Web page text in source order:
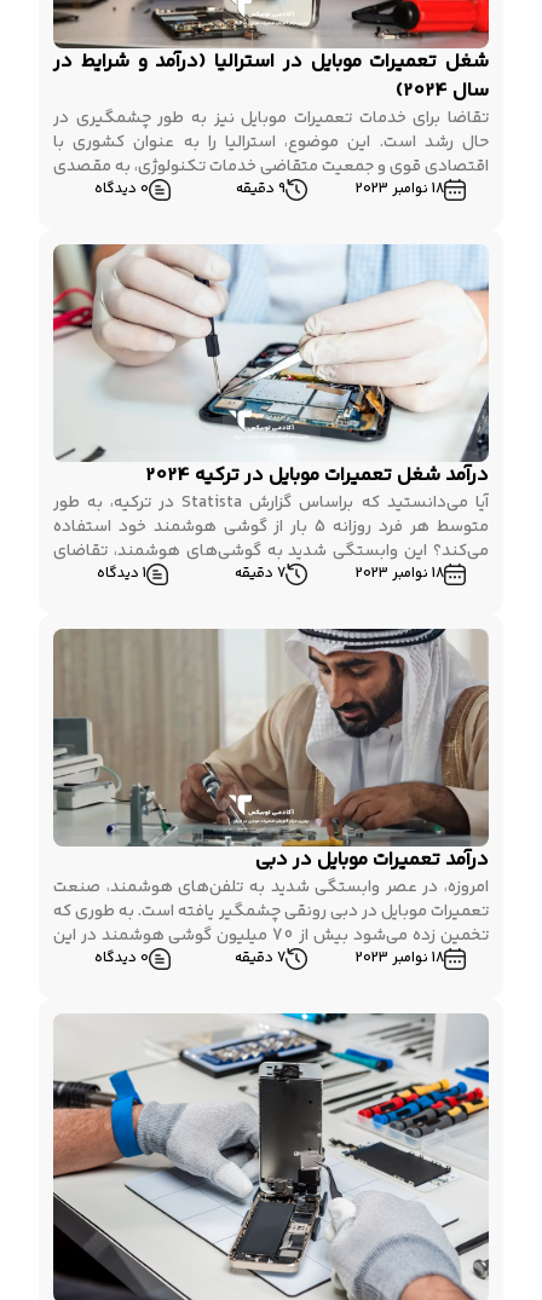
شغل تعمیرات موبایل در استرالیا (درآمد و شرایط در
سال 2024)
تقاضا برای خدمات تعمیرات موبایل نیز به طور چشمگیری در
حال رشد است. این موضوع، استرالیا را به عنوان کشوری با
اقتصادی قوی و جمعیت متقاضی خدمات تکنولوژی، به مقصدی
ایده‌آل برای تعمیرکاران موبایل باصلاحیت تبدیل کرده است. در
خواهیم پرداخت. عواملی مانند میزان تقاضا […]
18 نوامبر 2023 9 دقیقه 0 دیدگاه
درآمد شغل تعمیرات موبایل در ترکیه 2024
آیا می‌دانستید که براساس گزارش Statista در ترکیه، به طور
متوسط هر فرد روزانه 5 بار از گوشی هوشمند خود استفاده
می‌کند؟ این وابستگی شدید به گوشی‌های هوشمند، تقاضای
زیادی برای خدمات تعمیرات موبایل ایجاد کرده است. درآمد شغل
بسیار جذاب باشد و انگیزه‌ای برای […]
18 نوامبر 2023 7 دقیقه 1 دیدگاه
درآمد تعمیرات موبایل در دبی
امروزه، در عصر وابستگی شدید به تلفن‌های هوشمند، صنعت
تعمیرات موبایل در دبی رونقی چشمگیر یافته است. به طوری که
تخمین زده می‌شود بیش از 70 میلیون گوشی هوشمند در این
شهر پر زرق و برق وجود داشته باشد. این حجم عظیم از
نگهداری ایجاد کرده […]
18 نوامبر 2023 7 دقیقه 0 دیدگاه